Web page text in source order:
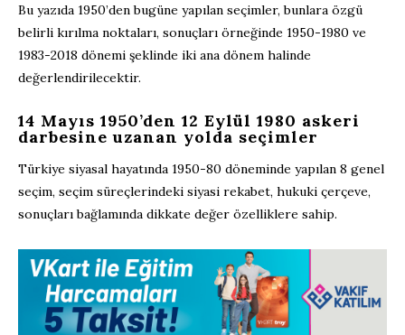
Bu yazıda 1950’den bugüne yapılan seçimler, bunlara özgü
belirli kırılma noktaları, sonuçları örneğinde 1950-1980 ve
1983-2018 dönemi şeklinde iki ana dönem halinde
değerlendirilecektir.
14 Mayıs 1950’den 12 Eylül 1980 askeri
darbesine uzanan yolda seçimler
Türkiye siyasal hayatında 1950-80 döneminde yapılan 8 genel
seçim, seçim süreçlerindeki siyasi rekabet, hukuki çerçeve,
sonuçları bağlamında dikkate değer özelliklere sahip.